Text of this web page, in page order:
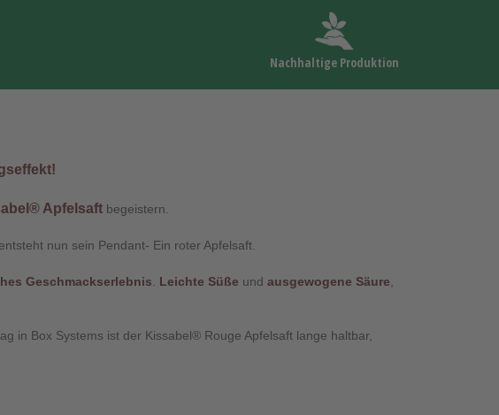
Nachhaltige Produktion
Apfelsaft begeistern.
nun sein Pendant- Ein roter Apfelsaft.
Geschmackserlebnis Leichte Süße und ausgewogene Säure
in Box Systems ist der Kissabel® Rouge Apfelsaft lange haltbar,